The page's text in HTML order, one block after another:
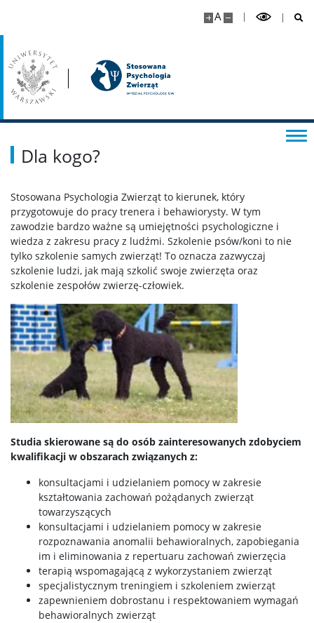
A
Dla kogo?
Stosowana Psychologia Zwierząt to kierunek, który
przygotowuje do pracy trenera i behawiorysty. W tym
zawodzie bardzo ważne są umiejętności psychologiczne i
wiedza z zakresu pracy z ludźmi. Szkolenie psów/koni to nie
tylko szkolenie samych zwierząt! To oznacza zazwyczaj
szkolenie ludzi, jak mają szkolić swoje zwierzęta oraz
szkolenie zespołów zwierzę-człowiek.
Studia skierowane są do osób zainteresowanych zdobyciem
kwalifikacji w obszarach związanych z:
konsultacjami i udzielaniem pomocy w zakresie
kształtowania zachowań pożądanych zwierząt
towarzyszących
konsultacjami i udzielaniem pomocy w zakresie
rozpoznawania anomalii behawioralnych, zapobiegania
im i eliminowania z repertuaru zachowań zwierzęcia
terapią wspomagającą z wykorzystaniem zwierząt
specjalistycznym treningiem i szkoleniem zwierząt
zapewnieniem dobrostanu i respektowaniem wymagań
behawioralnych zwierząt